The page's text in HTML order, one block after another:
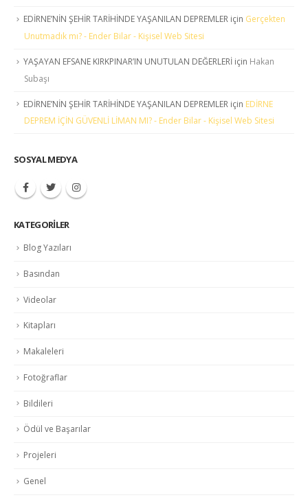
EDİRNE’NİN ŞEHİR TARİHİNDE YAŞANILAN DEPREMLER için Gerçekten
Unutmadık mı? - Ender Bilar - Kişisel Web Sitesi
YAŞAYAN EFSANE KIRKPINAR’IN UNUTULAN DEĞERLERİ için Hakan
Subaşı
EDİRNE’NİN ŞEHİR TARİHİNDE YAŞANILAN DEPREMLER için EDİRNE
DEPREM İÇİN GÜVENLİ LİMAN MI? - Ender Bilar - Kişisel Web Sitesi
SOSYAL MEDYA
KATEGORILER
Blog Yazıları
Basından
Videolar
Kitapları
Makaleleri
Fotoğraflar
Bildileri
Ödül ve Başarılar
Projeleri
Genel